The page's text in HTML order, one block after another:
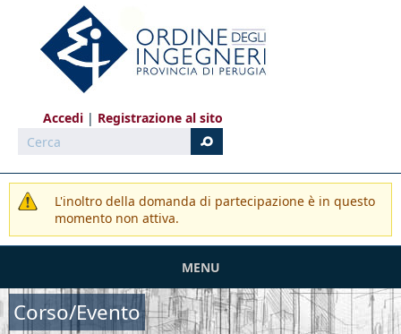
Salta al contenuto principale
Accedi
Registrazione al sito
Cerca
L'inoltro della domanda di partecipazione è in questo
momento non attiva.
MENU
Corso/Evento